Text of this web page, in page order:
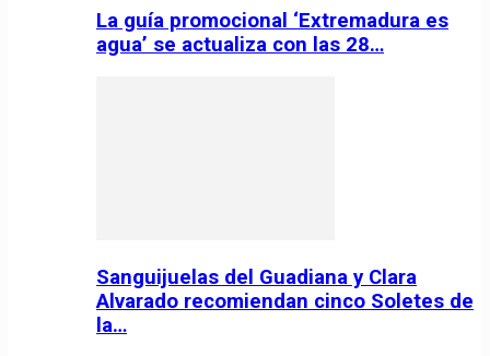
La guía promocional ‘Extremadura es
agua’ se actualiza con las 28…
Sanguijuelas del Guadiana y Clara
Alvarado recomiendan cinco Soletes de
la…